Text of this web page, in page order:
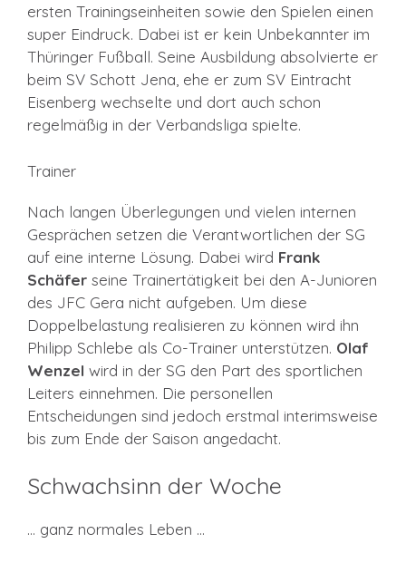
ersten Trainingseinheiten sowie den Spielen einen
super Eindruck. Dabei ist er kein Unbekannter im
Thüringer Fußball. Seine Ausbildung absolvierte er
beim SV Schott Jena, ehe er zum SV Eintracht
Eisenberg wechselte und dort auch schon
regelmäßig in der Verbandsliga spielte.
Trainer
Nach langen Überlegungen und vielen internen
Gesprächen setzen die Verantwortlichen der SG
auf eine interne Lösung. Dabei wird Frank
Schäfer seine Trainertätigkeit bei den A-Junioren
des JFC Gera nicht aufgeben. Um diese
Doppelbelastung realisieren zu können wird ihn
Philipp Schlebe als Co-Trainer unterstützen. Olaf
Wenzel wird in der SG den Part des sportlichen
Leiters einnehmen. Die personellen
Entscheidungen sind jedoch erstmal interimsweise
bis zum Ende der Saison angedacht.
Schwachsinn der Woche
… ganz normales Leben …